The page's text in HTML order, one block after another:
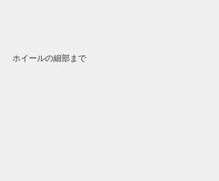
ホイールの細部まで